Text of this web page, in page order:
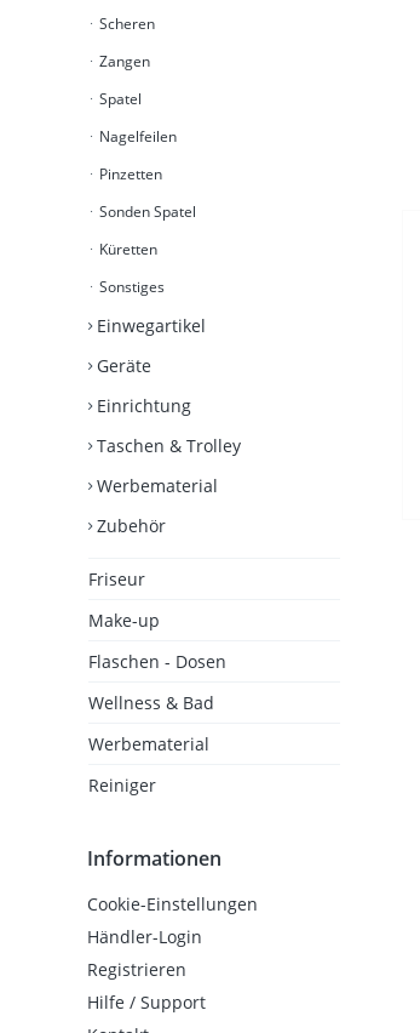
Scheren
Zangen
Spatel
Nagelfeilen
Pinzetten
Sonden Spatel
Küretten
Sonstiges
Einwegartikel
Geräte
Einrichtung
Taschen & Trolley
Werbematerial
Zubehör
Friseur
Make-up
Flaschen - Dosen
Wellness & Bad
Werbematerial
Reiniger
Informationen
Cookie-Einstellungen
Händler-Login
Registrieren
Hilfe / Support